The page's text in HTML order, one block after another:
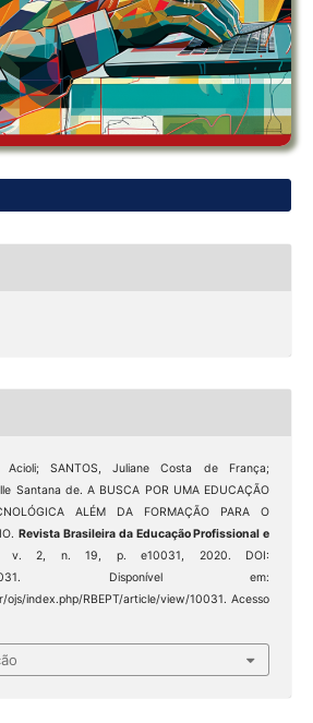
Acioli; SANTOS, Juliane Costa de França;
Santana de. A BUSCA POR UMA EDUCAÇÃO
ALÉM DA FORMAÇÃO PARA O
Revista Brasileira da Educação Profissional e
v. 2, n. 19, p. e10031, 2020. DOI:
Disponível em:
index.php/RBEPT/article/view/10031. Acesso